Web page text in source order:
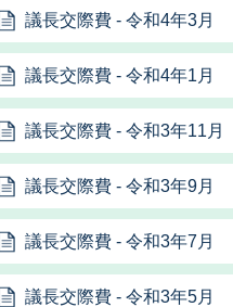
議長交際費 ‐ 令和4年3月
議長交際費 ‐ 令和4年1月
議長交際費 ‐ 令和3年11月
議長交際費 ‐ 令和3年9月
議長交際費 ‐ 令和3年7月
議長交際費 ‐ 令和3年5月